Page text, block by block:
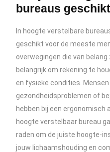
bureaus
In hoogte verstelbare
geschikt voor de meeste
overwegingen die van
belangrijk om rekening te
en fysieke condities.
gezondheidsproblemen of
hebben bij een ergonomisch
hoogte verstelbaar bureau
raden om de juiste hoogte-
jouw lichaamshouding en